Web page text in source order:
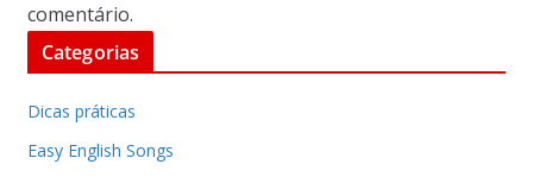
comentário.
Categorias
Dicas práticas
Easy English Songs